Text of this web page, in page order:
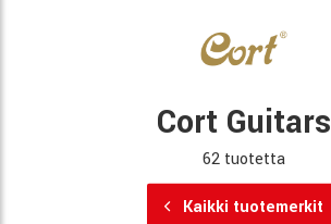
Cort Guitars
62 tuotetta
Kaikki tuotemerkit